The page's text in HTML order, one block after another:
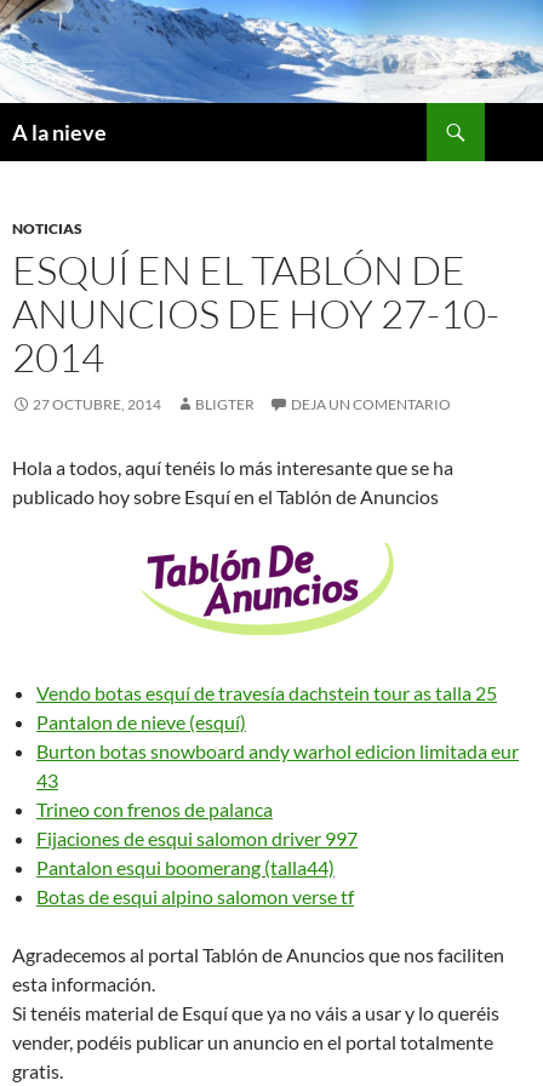
Saltar
al
contenido
A la nieve
NOTICIAS
ESQUÍ EN EL TABLÓN DE
ANUNCIOS DE HOY 27-10-
2014
27 OCTUBRE, 2014 BLIGTER DEJA UN COMENTARIO
Hola a todos, aquí tenéis lo más interesante que se ha
publicado hoy sobre Esquí en el Tablón de Anuncios
Vendo botas esquí de travesía dachstein tour as talla 25
Pantalon de nieve (esquí)
Burton botas snowboard andy warhol edicion limitada eur
43
Trineo con frenos de palanca
Fijaciones de esqui salomon driver 997
Pantalon esqui boomerang (talla44)
Botas de esqui alpino salomon verse tf
Agradecemos al portal Tablón de Anuncios que nos faciliten
esta información.
Si tenéis material de Esquí que ya no váis a usar y lo queréis
vender, podéis publicar un anuncio en el portal totalmente
gratis.